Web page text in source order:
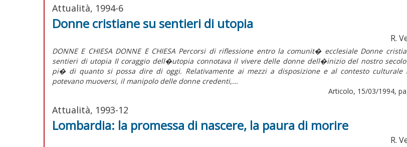
Attualità, 1994-6
Donne cristiane su sentieri di utopia
R.
DONNE E CHIESA DONNE E CHIESA Percorsi di riflessione entro la comunit� ecclesiale Donne
sentieri di utopia Il coraggio dell�utopia connotava il vivere delle donne dell�inizio del nostro
pi� di quanto si possa dire di oggi. Relativamente ai mezzi a disposizione e al contesto culturale
potevano muoversi, il manipolo delle donne credenti,...
Articolo, 15/03/1994,
Attualità, 1993-12
Lombardia: la promessa di nascere, la paura di morire
R.